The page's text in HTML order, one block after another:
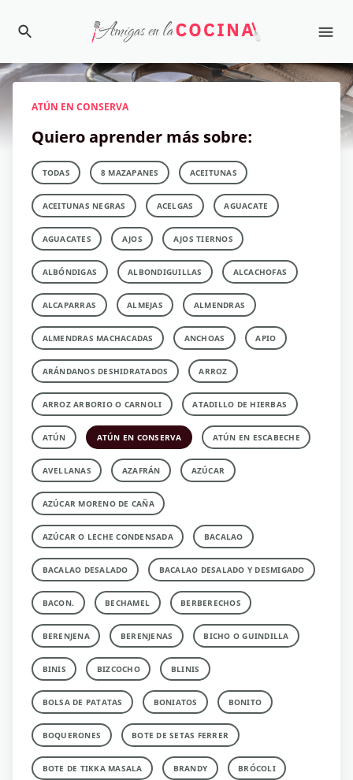
ATÚN EN CONSERVA
Quiero aprender más sobre:
TODAS 8 MAZAPANES ACEITUNAS
ACEITUNAS NEGRAS ACELGAS AGUACATE
AGUACATES AJOS AJOS TIERNOS
ALBÓNDIGAS ALBONDIGUILLAS ALCACHOFAS
ALCAPARRAS ALMEJAS ALMENDRAS
ALMENDRAS MACHACADAS ANCHOAS APIO
ARÁNDANOS DESHIDRATADOS ARROZ
ARROZ ARBORIO O CARNOLI ATADILLO DE HIERBAS
ATÚN ATÚN EN CONSERVA ATÚN EN ESCABECHE
AVELLANAS AZAFRÁN AZÚCAR
AZÚCAR MORENO DE CAÑA
AZÚCAR O LECHE CONDENSADA BACALAO
BACALAO DESALADO BACALAO DESALADO Y DESMIGADO
BACON. BECHAMEL BERBERECHOS
BERENJENA BERENJENAS BICHO O GUINDILLA
BINIS BIZCOCHO BLINIS
BOLSA DE PATATAS BONIATOS BONITO
BOQUERONES BOTE DE SETAS FERRER
BOTE DE TIKKA MASALA BRANDY BRÓCOLI